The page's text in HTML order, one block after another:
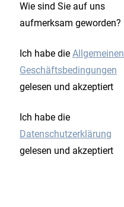
Wie sind Sie auf uns
aufmerksam geworden?
Ich habe die Allgemeinen
Geschäftsbedingungen
gelesen und akzeptiert
Ich habe die
Datenschutzerklärung
gelesen und akzeptiert